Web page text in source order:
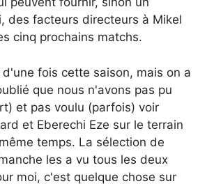
des facteurs directeurs à Mikel
cinq prochains matchs.
fois cette saison, mais on a
que nous n'avons pas pu
et pas voulu (parfois) voir
et Eberechi Eze sur le terrain
temps. La sélection de
les a vu tous les deux
moi, c'est quelque chose sur